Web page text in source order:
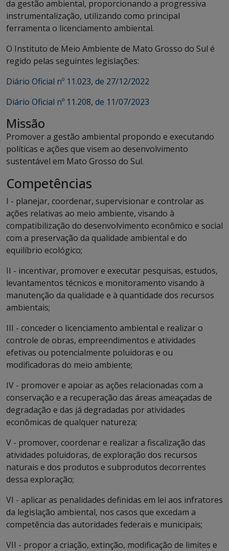
da gestão ambiental, proporcionando a progressiva
instrumentalização, utilizando como principal
ferramenta o licenciamento ambiental.
O Instituto de Meio Ambiente de Mato Grosso do Sul é
regido pelas seguintes legislações:
Diário Oficial nº 11.023, de 27/12/2022
Diário Oficial nº 11.208, de 11/07/2023
Missão
Promover a gestão ambiental propondo e executando
políticas e ações que visem ao desenvolvimento
sustentável em Mato Grosso do Sul.
Competências
I - planejar, coordenar, supervisionar e controlar as
ações relativas ao meio ambiente, visando à
compatibilização do desenvolvimento econômico e social
com a preservação da qualidade ambiental e do
equilíbrio ecológico;
II - incentivar, promover e executar pesquisas, estudos,
levantamentos técnicos e monitoramento visando à
manutenção da qualidade e à quantidade dos recursos
ambientais;
III - conceder o licenciamento ambiental e realizar o
controle de obras, empreendimentos e atividades
efetivas ou potencialmente poluidoras e ou
modificadoras do meio ambiente;
IV - promover e apoiar as ações relacionadas com a
conservação e a recuperação das áreas ameaçadas de
degradação e das já degradadas por atividades
econômicas de qualquer natureza;
V - promover, coordenar e realizar a fiscalização das
atividades poluidoras, de exploração dos recursos
naturais e dos produtos e subprodutos decorrentes
dessa exploração;
VI - aplicar as penalidades definidas em lei aos infratores
da legislação ambiental, nos casos que excedam a
competência das autoridades federais e municipais;
VII - propor a criação, extinção, modificação de limites e